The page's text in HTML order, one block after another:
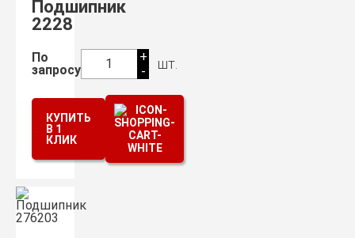
Подшипник
2228
По
запросу
1
+
-
шт.
КУПИТЬ
В 1
КЛИК